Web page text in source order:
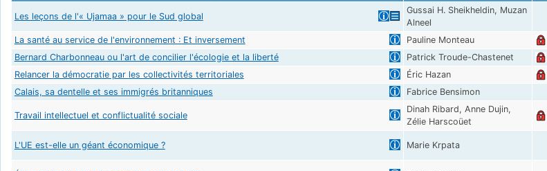
Les leçons de l'« Ujamaa » pour le Sud global
Gussai H. Sheikheldin, Muzan
Alneel
La santé au service de l'environnement : Et inversement
Pauline Monteau
Bernard Charbonneau ou l'art de concilier l'écologie et la liberté
Patrick Troude-Chastenet
Relancer la démocratie par les collectivités territoriales
Éric Hazan
Calais, sa dentelle et ses immigrés britanniques
Fabrice Bensimon
Travail intellectuel et conflictualité sociale
Dinah Ribard, Anne Dujin,
Zélie Harscoüet
L'UE est-elle un géant économique ? Marie Krpata